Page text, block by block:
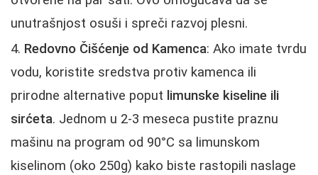
unutrašnjost osuši i spreči razvoj plesni.
Redovno Čišćenje od Kamenca: Ako imate tvrdu
vodu, koristite sredstva protiv kamenca ili
prirodne alternative poput limunske kiseline ili
sirćeta. Jednom u 2-3 meseca pustite praznu
mašinu na program od 90°C sa limunskom
kiselinom (oko 250g) kako biste rastopili naslage